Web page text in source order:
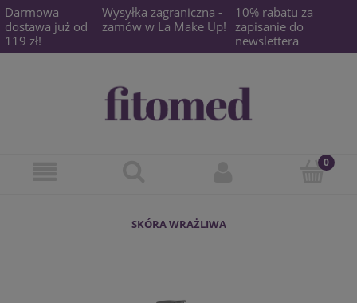
Darmowa
dostawa już od
119 zł!
Wysyłka zagraniczna -
zamów w La Make Up!
10% rabatu za
zapisanie do
newslettera
SKÓRA WRAŻLIWA